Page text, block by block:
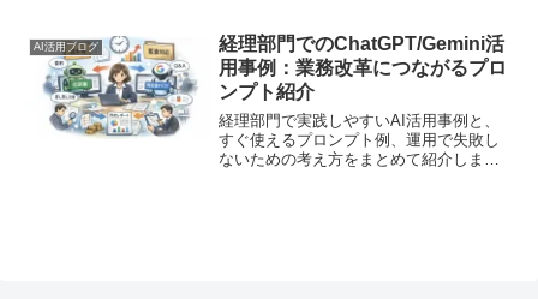
しています。この記事では、大企業が
Cha...
AI活用ブログ
経理部門でのChatGPT/Gemini活
用事例：業務改革につながるプロ
ンプト紹介
経理部門で実践しやすいAI活用事例と、
すぐ使えるプロンプト例、運用で失敗し
ないための考え方をまとめて紹介しま